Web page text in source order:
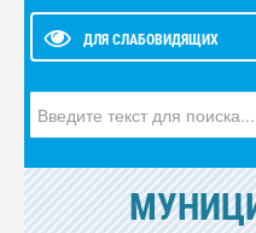
ДЛЯ СЛАБОВИДЯЩИХ